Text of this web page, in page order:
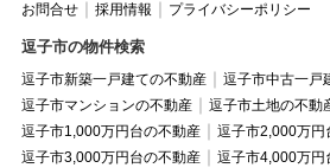
お問合せ
採用情報 プライバシーポリシー
逗子市の物件検索
逗子市新築一戸建ての不動産
逗子市中古一戸
逗子市マンションの不動産
逗子市土地の不動
逗子市1,000万円台の不動産
逗子市2,000万円
逗子市3,000万円台の不動産
逗子市4,000万円